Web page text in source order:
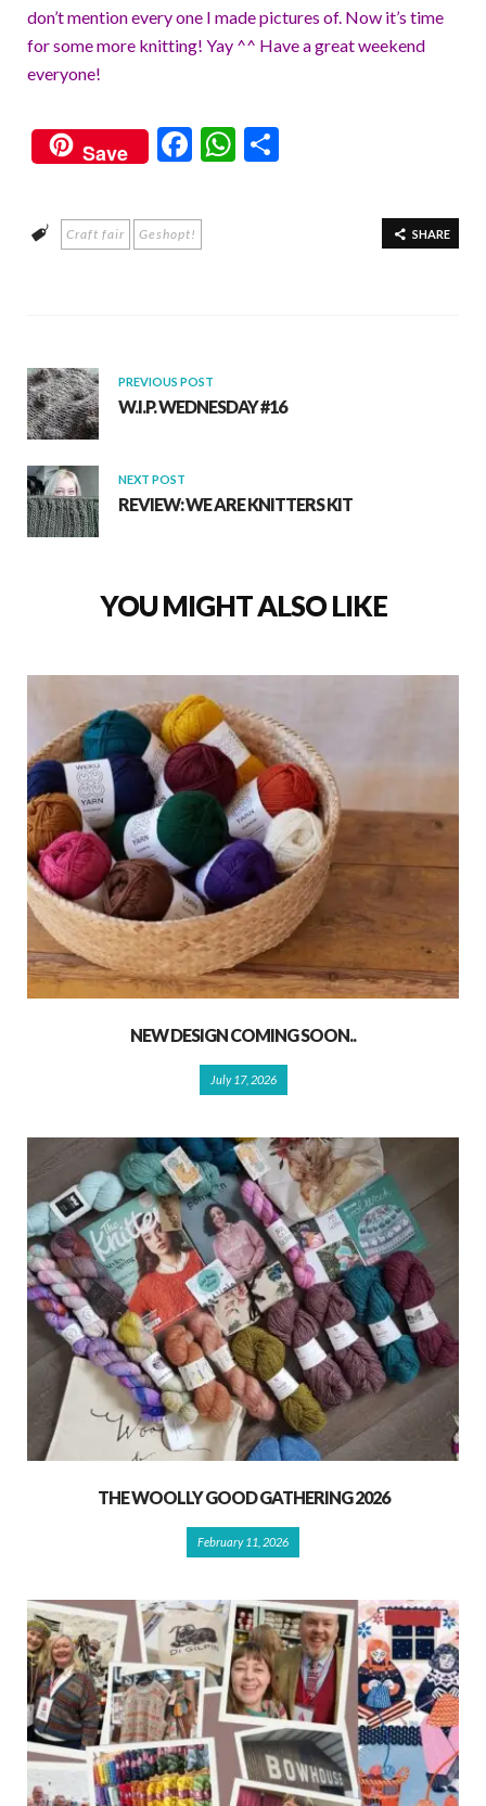
don’t mention every one I made pictures of. Now it’s time
for some more knitting! Yay ^^ Have a great weekend
everyone!
Save
F
e
b
W
SHARE
Craft fair Geshopt!
PREVIOUS POST
W.I.P. WEDNESDAY #16
NEXT POST
REVIEW: WE ARE KNITTERS KIT
YOU MIGHT ALSO LIKE
NEW DESIGN COMING SOON..
July 17, 2026
THE WOOLLY GOOD GATHERING 2026
February 11, 2026